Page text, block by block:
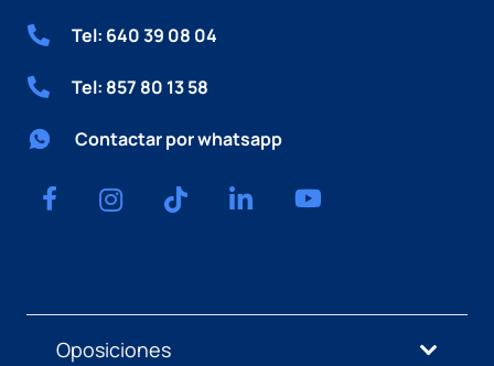
Tel: 640 39 08 04
Tel: 857 80 13 58
Contactar por whatsapp
Oposiciones